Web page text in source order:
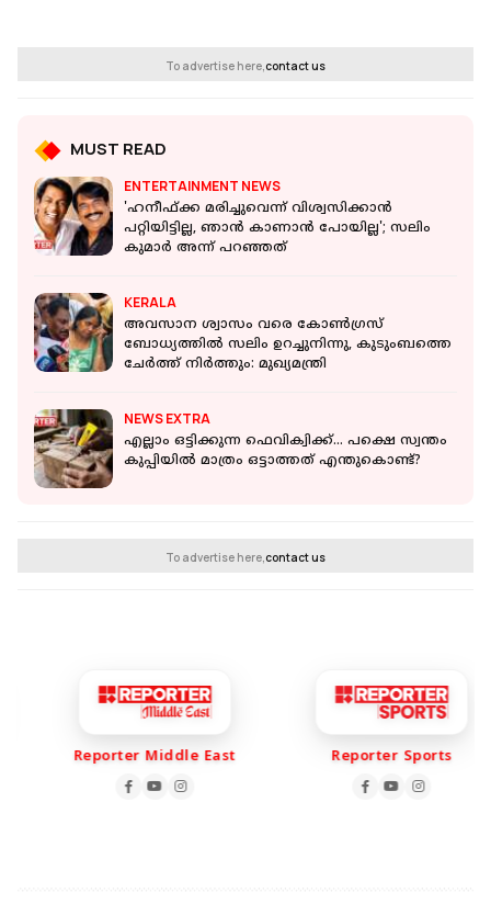
To advertise here,contact us
MUST READ
ENTERTAINMENT NEWS
'ഹനീഫ്ക്ക മരിച്ചുവെന്ന് വിശ്വസിക്കാന്‍
പറ്റിയിട്ടില്ല, ഞാന്‍ കാണാന്‍ പോയില്ല'; സലിം
കുമാര്‍ അന്ന് പറഞ്ഞത്
KERALA
അവസാന ശ്വാസം വരെ കോൺഗ്രസ്
ബോധ്യത്തിൽ സലിം ഉറച്ചുനിന്നു, കുടുംബത്തെ
ചേര്‍ത്ത് നിര്‍ത്തും: മുഖ്യമന്ത്രി
NEWS EXTRA
എല്ലാം ഒട്ടിക്കുന്ന ഫെവിക്വിക്ക്… പക്ഷെ സ്വന്തം
കുപ്പിയിൽ മാത്രം ഒട്ടാത്തത് എന്തുകൊണ്ട്?
To advertise here,contact us
Reporter Middle East Reporter Sports